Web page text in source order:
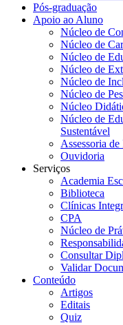
Pós-graduação
Apoio ao Aluno
Núcleo de
Núcleo de
Núcleo de
Núcleo de
Núcleo de
Núcleo de
Núcleo
Núcleo de
Sustentável
Assessoria
Ouvidoria
Serviços
Academia
Biblioteca
Clínicas
CPA
Núcleo de
Consultar
Validar
Conteúdo
Artigos
Editais
Quiz